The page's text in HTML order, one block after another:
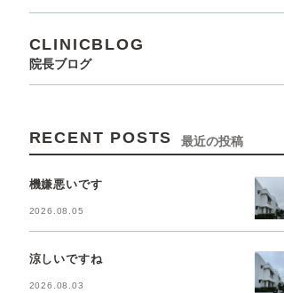
CLINICBLOG
院長ブログ
RECENT POSTS 最近の投稿
機嫌悪いです
2026.08.05
涼しいですね
2026.08.03